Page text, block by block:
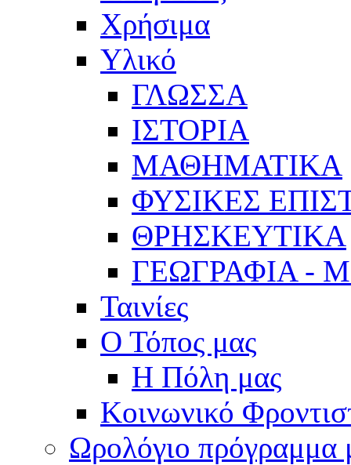
Χρήσιμα
Υλικό
ΓΛΩΣΣΑ
ΙΣΤΟΡΙΑ
ΜΑΘΗΜΑΤΙΚΑ
ΦΥΣΙΚΕΣ
ΘΡΗΣΚΕΥΤΙΚΑ
ΓΕΩΓΡΑΦΙΑ -
Ταινίες
Ο Τόπος μας
Η Πόλη μας
Κοινωνικό
Ωρολόγιο πρόγραμμα